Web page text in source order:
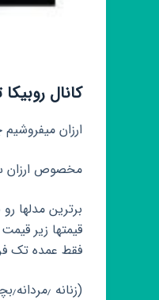
کانال
ارزان میفروشیم
مخصوص ارزان
برترین مدلها
قیمتها زیر
فقط عمده تک
(زنانه ٫مردانه٫بچگانه)